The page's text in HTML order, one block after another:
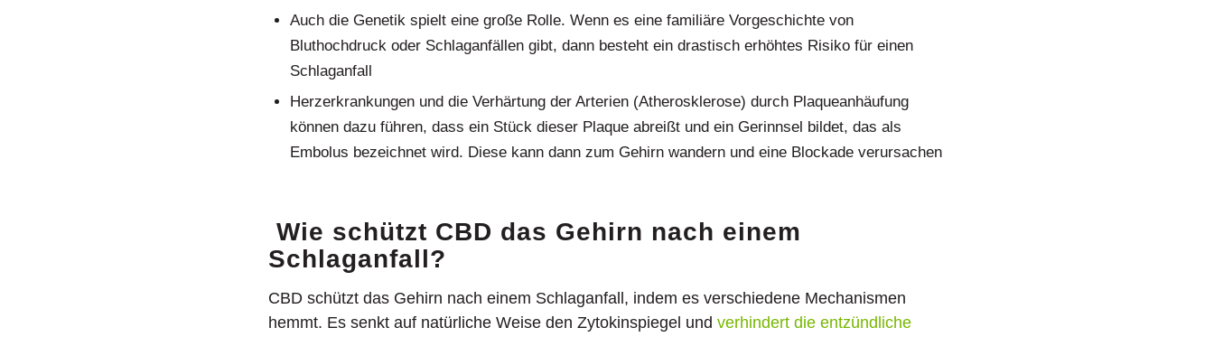
Auch die Genetik spielt eine große Rolle. Wenn es eine familiäre Vorgeschichte von
Bluthochdruck oder Schlaganfällen gibt, dann besteht ein drastisch erhöhtes Risiko für einen
Schlaganfall
Herzerkrankungen und die Verhärtung der Arterien (Atherosklerose) durch Plaqueanhäufung
können dazu führen, dass ein Stück dieser Plaque abreißt und ein Gerinnsel bildet, das als
Embolus bezeichnet wird. Diese kann dann zum Gehirn wandern und eine Blockade verursachen
Wie schützt CBD das Gehirn nach einem
Schlaganfall?
CBD schützt das Gehirn nach einem Schlaganfall, indem es verschiedene Mechanismen
hemmt. Es senkt auf natürliche Weise den Zytokinspiegel und verhindert die entzündliche